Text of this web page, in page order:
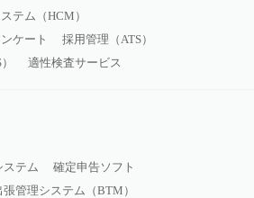
テム（HCM）
ケート
採用管理（ATS）
適性検査サービス
ステム
確定申告ソフト
張管理システム（BTM）